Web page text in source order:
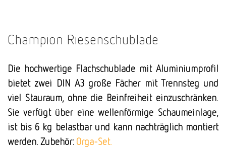
Champion Riesenschublade
Die hochwertige Flachschublade mit Aluminiumprofil
bietet zwei DIN A3 große Fächer mit Trennsteg und
viel Stauraum, ohne die Beinfreiheit einzuschränken.
Sie verfügt über eine wellenförmige Schaumeinlage,
ist bis 6 kg belastbar und kann nachträglich montiert
werden. Zubehör: Orga-Set.